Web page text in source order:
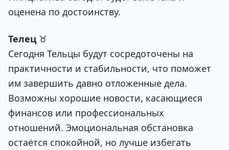
оценена по достоинству.
Телец♉
Сегодня Тельцы будут сосредоточены на
практичности и стабильности, что поможет
им завершить давно отложенные дела.
Возможны хорошие новости, касающиеся
финансов или профессиональных
отношений. Эмоциональная обстановка
остаётся спокойной, но лучше избегать